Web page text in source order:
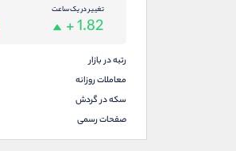
تغییر در یک ساعت
+ 1.82
رتبه در بازار
معاملات روزانه
سکه در گردش
صفحات رسمی